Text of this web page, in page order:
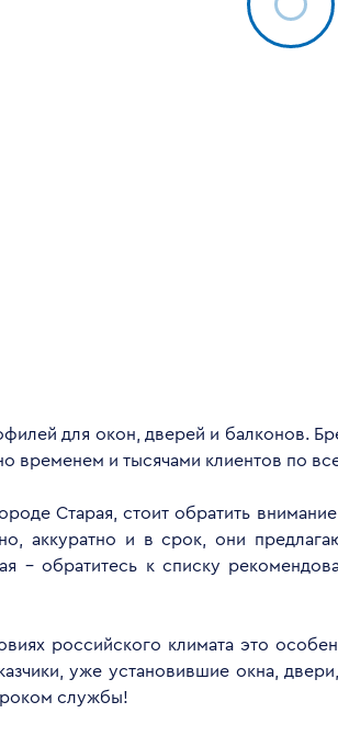
для окон, дверей и балконов.
временем и тысячами клиентов по
Старая, стоит обратить
аккуратно и в срок, они
- обратитесь к списку
российского климата это
уже установившие окна,
службы!